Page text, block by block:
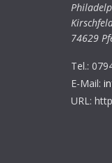
74629
Tel.:
E-Mail:
URL: